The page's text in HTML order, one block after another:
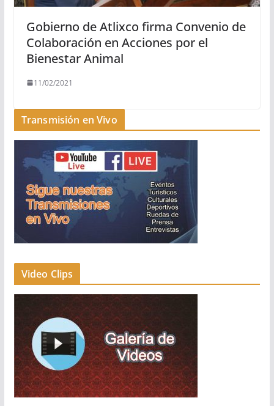
Gobierno de Atlixco firma Convenio de
Colaboración en Acciones por el
Bienestar Animal
11/02/2021
Transmisión en Vivo
Video Clips